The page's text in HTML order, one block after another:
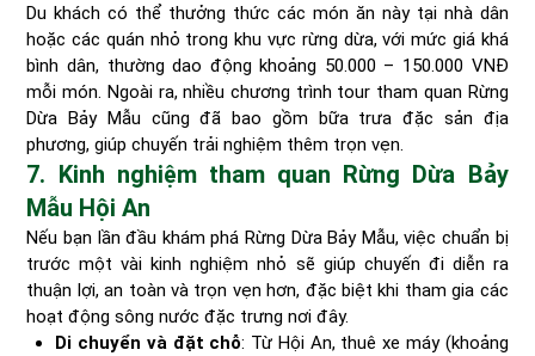
Du khách có thể thưởng thức các món ăn này tại nhà dân
hoặc các quán nhỏ trong khu vực rừng dừa, với mức giá khá
bình dân, thường dao động khoảng 50.000 – 150.000 VNĐ
mỗi món. Ngoài ra, nhiều chương trình tour tham quan Rừng
Dừa Bảy Mẫu cũng đã bao gồm bữa trưa đặc sản địa
phương, giúp chuyến trải nghiệm thêm trọn vẹn.
7. Kinh nghiệm tham quan Rừng Dừa Bảy
Mẫu Hội An
Nếu bạn lần đầu khám phá Rừng Dừa Bảy Mẫu, việc chuẩn bị
trước một vài kinh nghiệm nhỏ sẽ giúp chuyến đi diễn ra
thuận lợi, an toàn và trọn vẹn hơn, đặc biệt khi tham gia các
hoạt động sông nước đặc trưng nơi đây.
Di chuyển và đặt chỗ: Từ Hội An, thuê xe máy (khoảng